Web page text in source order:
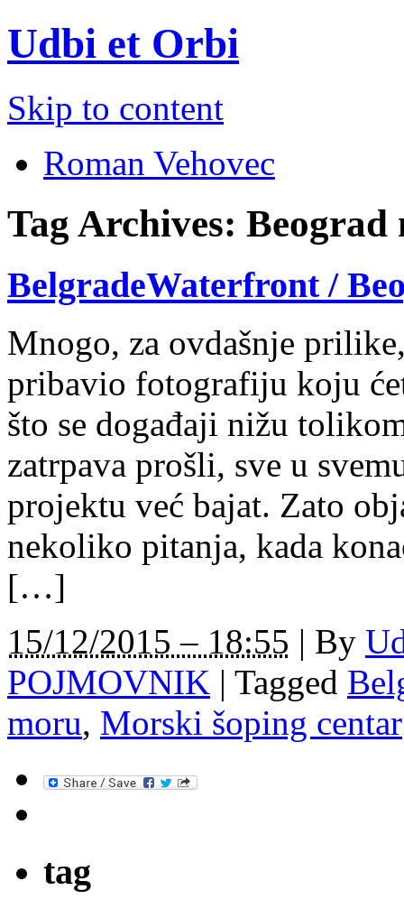
Udbi et Orbi
Skip to content
Roman Vehovec
Tag Archives: Beograd
BelgradeWaterfront /
Mnogo, za ovdašnje
pribavio fotografiju koju
što se događaji nižu
zatrpava prošli, sve u
projektu već bajat. Zato
nekoliko pitanja, kada
[…]
15/12/2015 – 18:55 | By
POJMOVNIK | Tagged
moru, Morski šoping centar
tag